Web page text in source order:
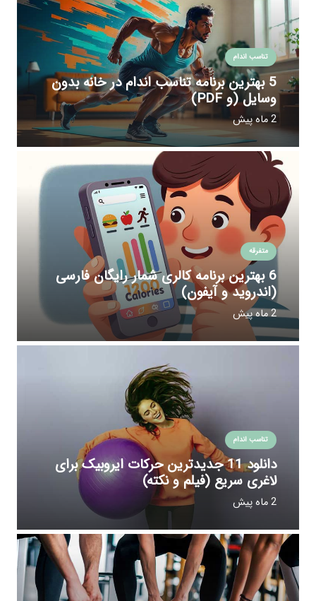
تناسب اندام
5 بهترین برنامه تناسب اندام در خانه بدون
وسایل (و PDF)
2 ماه پیش
متفرقه
6 بهترین برنامه کالری شمار رایگان فارسی
(اندروید و آیفون)
2 ماه پیش
تناسب اندام
دانلود 11 جدیدترین حرکات ایروبیک برای
لاغری سریع (فیلم و نکته)
2 ماه پیش